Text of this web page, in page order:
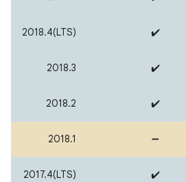
2018.4(LTS) ✔️
2018.3 ✔️
2018.2 ✔️
2018.1 ➖
2017.4(LTS) ✔️